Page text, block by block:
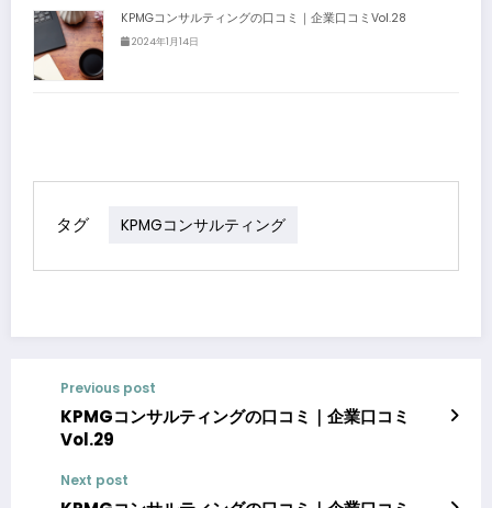
KPMGコンサルティングの口コミ｜企業口コミVol.28
2024年1月14日
タグ KPMGコンサルティング
Previous post
KPMGコンサルティングの口コミ｜企業口コミ
Vol.29
Next post